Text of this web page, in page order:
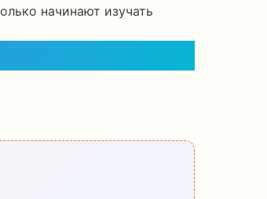
начинают изучать